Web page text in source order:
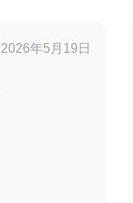
2026年5月19日